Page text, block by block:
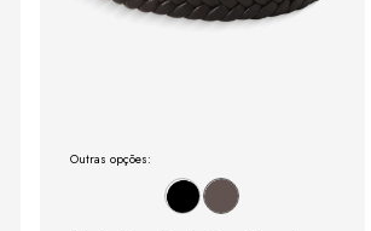
Outras opções: